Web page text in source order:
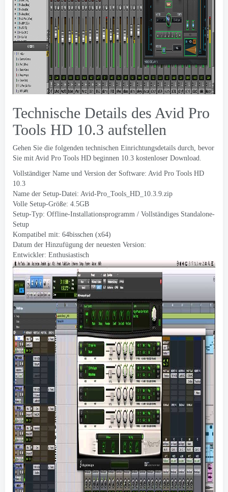
Technische Details des Avid Pro
Tools HD 10.3 aufstellen
Gehen Sie die folgenden technischen Einrichtungsdetails durch, bevor
Sie mit Avid Pro Tools HD beginnen 10.3 kostenloser Download.
Vollständiger Name und Version der Software: Avid Pro Tools HD
10.3
Name der Setup-Datei: Avid-Pro_Tools_HD_10.3.9.zip
Volle Setup-Größe: 4.5GB
Setup-Typ: Offline-Installationsprogramm / Vollständiges Standalone-
Setup
Kompatibel mit: 64bisschen (x64)
Datum der Hinzufügung der neuesten Version:
Entwickler: Enthusiastisch